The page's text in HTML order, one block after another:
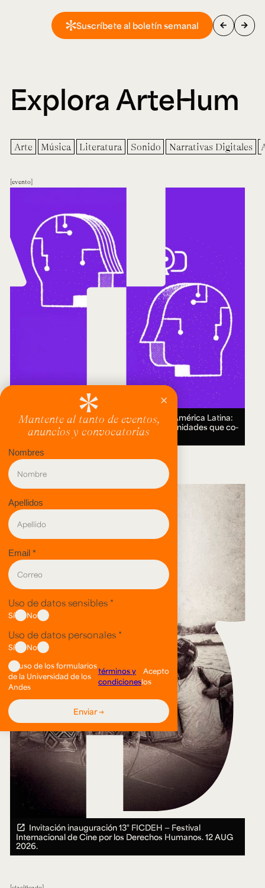
Suscríbete al boletín semanal arrow_back arrow_forward
Explora ArteHum
Arte Música Literatura Sonido Narrativas Digitales
evento
Encuentro Humanidades Digitales en América Latina:
genealogías, conocimiento abierto y comunidades que co-
crean.18 AUG 2026.
evento
Invitación inauguración 13° FICDEH — Festival
Internacional de Cine por los Derechos Humanos.12 AUG
2026.